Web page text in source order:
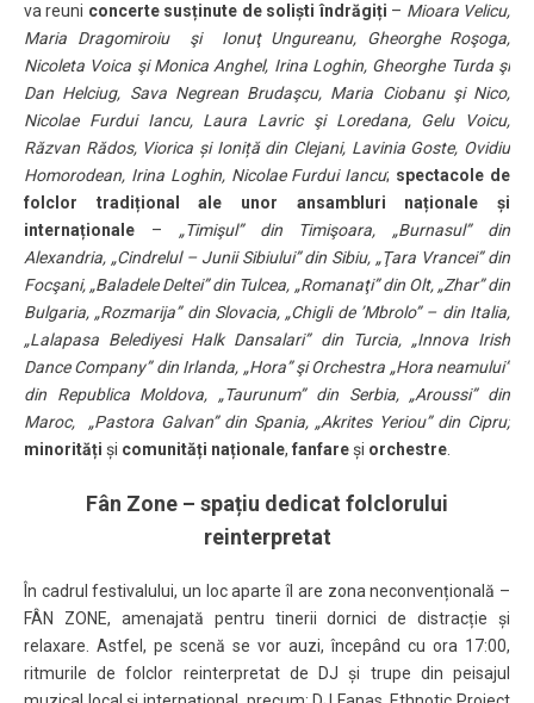
va reuni concerte susținute de soliști îndrăgiți – Mioara Velicu,
Maria Dragomiroiu şi Ionuţ Ungureanu, Gheorghe Roşoga,
Nicoleta Voica şi Monica Anghel, Irina Loghin, Gheorghe Turda şi
Dan Helciug, Sava Negrean Brudaşcu, Maria Ciobanu şi Nico,
Nicolae Furdui Iancu, Laura Lavric şi Loredana, Gelu Voicu,
Răzvan Rădos, Viorica și Ioniță din Clejani, Lavinia Goste, Ovidiu
Homorodean, Irina Loghin, Nicolae Furdui Iancu; spectacole de
folclor tradițional ale unor ansambluri naționale și
internaționale – „Timişul” din Timişoara, „Burnasul” din
Alexandria, „Cindrelul – Junii Sibiului” din Sibiu, „Ţara Vrancei” din
Focşani, „Baladele Deltei” din Tulcea, „Romanaţi” din Olt, „Zhar” din
Bulgaria, „Rozmarija” din Slovacia, „Chigli de ’Mbrolo” – din Italia,
„Lalapasa Belediyesi Halk Dansalari” din Turcia, „Innova Irish
Dance Company” din Irlanda, „Hora” şi Orchestra „Hora neamului”
din Republica Moldova, „Taurunum” din Serbia, „Aroussi” din
Maroc, „Pastora Galvan” din Spania, „Akrites Yeriou” din Cipru;
minorități și comunități naționale, fanfareși orchestre.
Fân Zone – spațiu dedicat folclorului
reinterpretat
În cadrul festivalului, un loc aparte îl are zona neconvențională –
FÂN ZONE, amenajată pentru tinerii dornici de distracție și
relaxare. Astfel, pe scenă se vor auzi, începând cu ora 17:00,
ritmurile de folclor reinterpretat de DJ și trupe din peisajul